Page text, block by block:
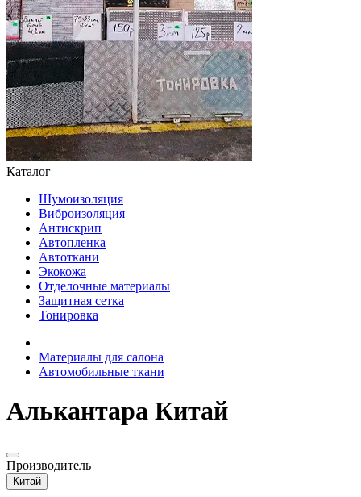
Каталог
Шумоизоляция
Виброизоляция
Антискрип
Автопленка
Автоткани
Экокожа
Отделочные материалы
Защитная сетка
Тонировка
Материалы для салона
Автомобильные ткани
Алькантара Китай
Производитель
Китай